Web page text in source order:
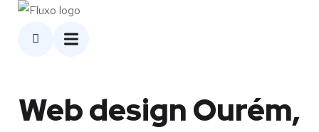
Web design Ourém,